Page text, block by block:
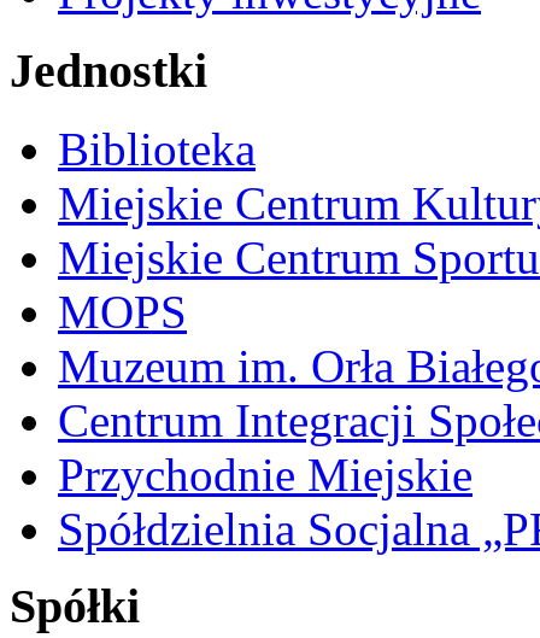
Jednostki
Biblioteka
Miejskie Centrum
Miejskie Centrum
MOPS
Muzeum im. Orła
Centrum Integracji
Przychodnie Miejskie
Spółdzielnia Socjalna
Spółki